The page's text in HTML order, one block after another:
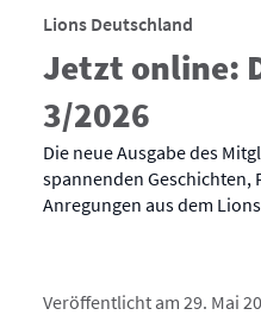
Lions Deutschland
Jetzt online:
3/2026
Die neue Ausgabe des
spannenden
Anregungen aus dem
Veröffentlicht am 29. Mai